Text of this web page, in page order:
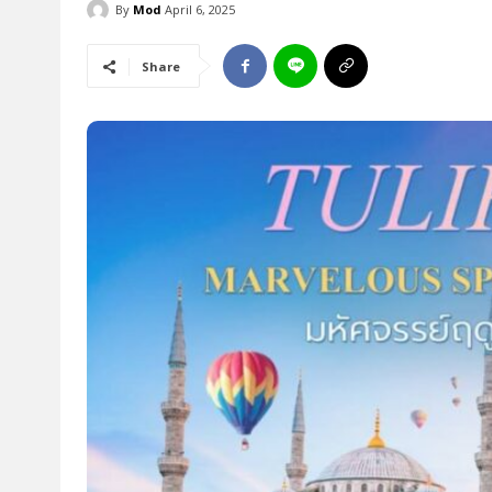
By Mod April 6, 2025
Share